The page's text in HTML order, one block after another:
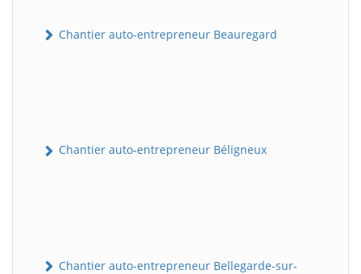
Chantier auto-entrepreneur Beauregard
Chantier auto-entrepreneur Béligneux
Chantier auto-entrepreneur Bellegarde-sur-